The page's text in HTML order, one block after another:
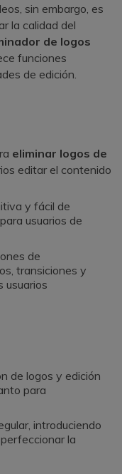
sin embargo, es
la calidad del
de logos
funciones
de edición.
eliminar logos de
editar el contenido
y fácil de
usuarios de
de
transiciones y
usuarios
de logos y edición
para
introduciendo
la